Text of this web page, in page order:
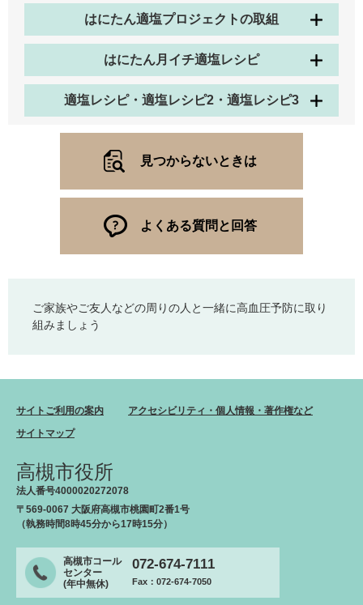
はにたん適塩プロジェクトの取組
はにたん月イチ適塩レシピ
適塩レシピ・適塩レシピ2・適塩レシピ3
見つからないときは
よくある質問と回答
ご家族やご友人などの周りの人と一緒に高血圧予防に取り
組みましょう
サイトご利用の案内
アクセシビリティ・個人情報・著作権など
サイトマップ
高槻市役所
法人番号4000020272078
〒569-0067 大阪府高槻市桃園町2番1号
（執務時間8時45分から17時15分）
高槻市コール
センター
(年中無休)
072-674-7111
Fax：072-674-7050